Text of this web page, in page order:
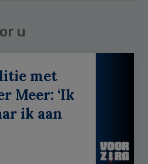
u
met
Meer: ‘Ik
ik aan